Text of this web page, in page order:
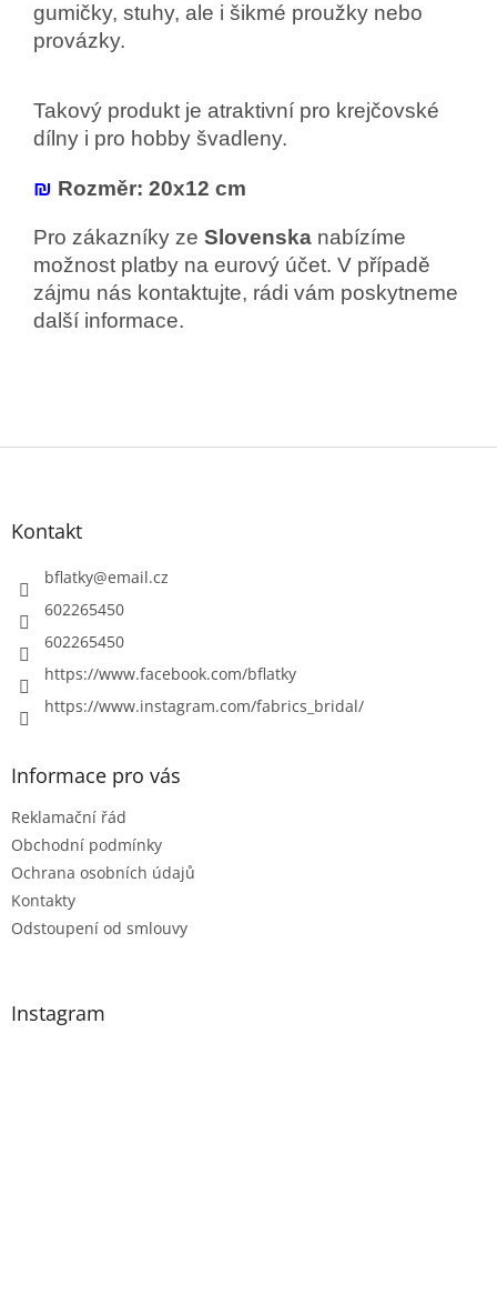
gumičky, stuhy, ale i šikmé proužky nebo
provázky.
Takový produkt je atraktivní pro krejčovské
dílny i pro hobby švadleny.
₪ Rozměr: 20x12 cm
Pro zákazníky ze Slovenska nabízíme
možnost platby na eurový účet. V případě
zájmu nás kontaktujte, rádi vám poskytneme
další informace.
Z
Kontakt
bflatky@email.cz
602265450
602265450
https://www.facebook.com/bflatky
https://www.instagram.com/fabrics_bridal/
Informace pro vás
Reklamační řád
Obchodní podmínky
Ochrana osobních údajů
Kontakty
Odstoupení od smlouvy
Instagram